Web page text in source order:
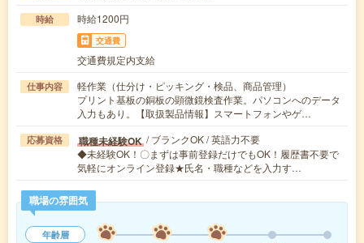
時給 時給1200円
交通費
交通費規定内支給
仕事内容
軽作業（仕分け・ピッキング・検品、商品管理）
プリント基板の銅板の顕微鏡検査作業。パソコンへのデータ
入力もあり。【取扱製品情報】スマートフォンやゲ…
応募資格 職種未経験OK / ブランクOK / 英語力不要
◆未経験OK！〇まずは事前登録だけでもOK！履歴書不要で
気軽にオンライン登録★氏名・職種などを入力す…
職場の雰囲気
年齢層